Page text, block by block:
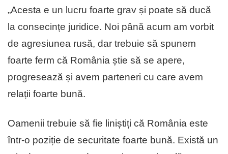
„Acesta e un lucru foarte grav și poate să ducă
la consecințe juridice. Noi până acum am vorbit
de agresiunea rusă, dar trebuie să spunem
foarte ferm că România știe să se apere,
progresează și avem parteneri cu care avem
relații foarte bună.
Oamenii trebuie să fie liniștiți că România este
într-o poziție de securitate foarte bună. Există un